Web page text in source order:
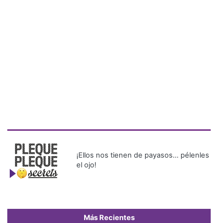
¡Ellos nos tienen de payasos… pélenles
el ojo!
Más Recientes